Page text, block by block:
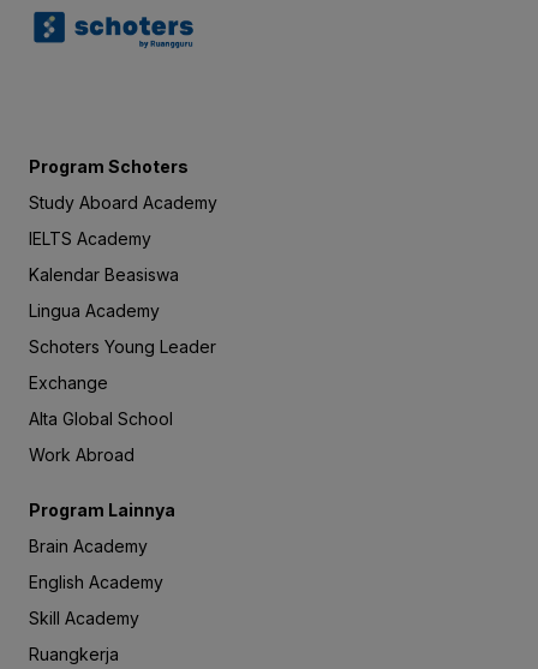
Program Schoters
Study Aboard Academy
IELTS Academy
Kalendar Beasiswa
Lingua Academy
Schoters Young Leader
Exchange
Alta Global School
Work Abroad
Program Lainnya
Brain Academy
English Academy
Skill Academy
Ruangkerja